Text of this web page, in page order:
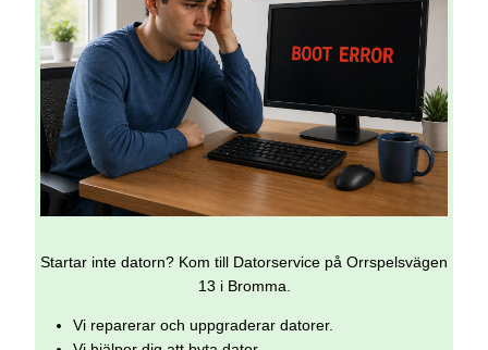
Startar inte datorn? Kom till Datorservice på Orrspelsvägen
13 i Bromma.
Vi reparerar och uppgraderar datorer.